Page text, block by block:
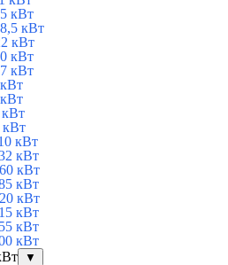
кВт
кВт
кВт
кВт
кВт
кВт
кВт
кВт
кВт
кВт
кВт
кВт
кВт
кВт
▼